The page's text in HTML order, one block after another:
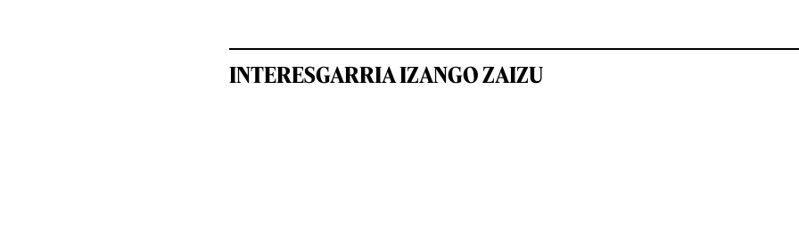
INTERESGARRIA IZANGO ZAIZU